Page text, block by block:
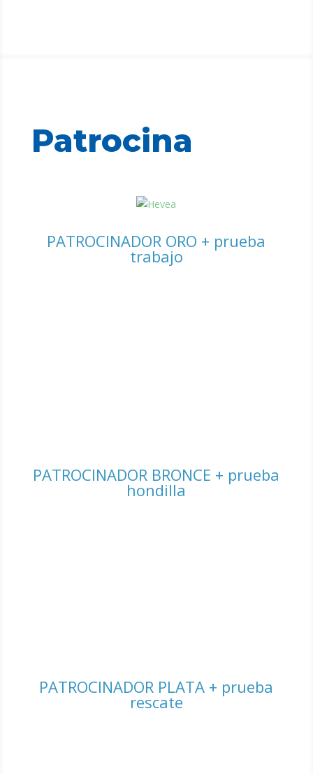
Patrocina
PATROCINADOR ORO + prueba
trabajo
PATROCINADOR BRONCE + prueba
hondilla
PATROCINADOR PLATA + prueba
rescate